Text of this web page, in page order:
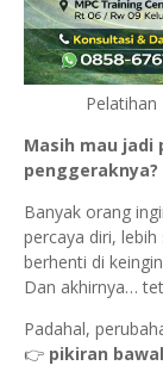
Masih mau jadi
penggeraknya?
Banyak orang
percaya diri,
berhenti di
Dan akhirnya…
Padahal,
👉 pikiran